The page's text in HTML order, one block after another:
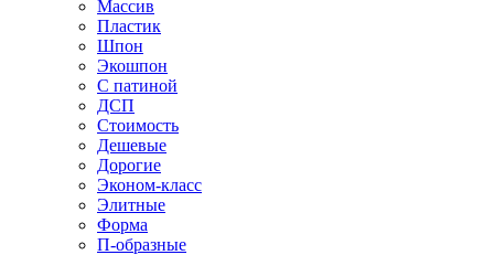
Массив
Пластик
Шпон
Экошпон
С патиной
ДСП
Стоимость
Дешевые
Дорогие
Эконом-класс
Элитные
Форма
П-образные